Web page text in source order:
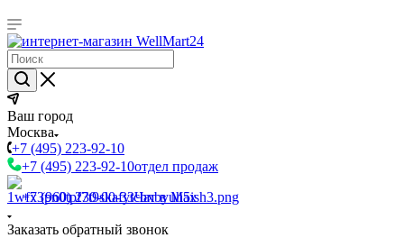
Ваш город
Москва
+7 (495) 223-92-10
+7 (495) 223-92-10отдел продаж
+7 (960) 230-00-33Чат в Max
Заказать обратный звонок